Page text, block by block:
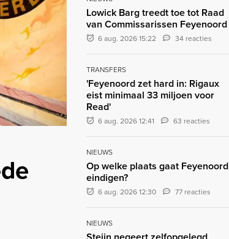
Lowick Barg treedt toe tot Raad
van Commissarissen Feyenoord
6 aug. 2026 15:22 34 reacties
TRANSFERS
'Feyenoord zet hard in: Rigaux
eist minimaal 33 miljoen voor
Read'
6 aug. 2026 12:41 63 reacties
NIEUWS
Op welke plaats gaat Feyenoord
eindigen?
6 aug. 2026 12:30 77 reacties
NIEUWS